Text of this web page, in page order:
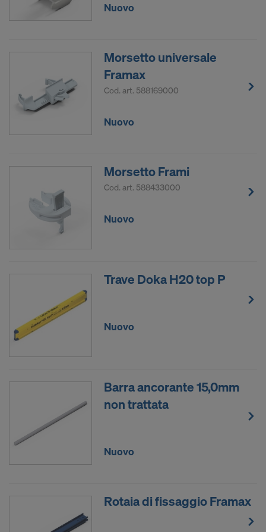
Nuovo
Morsetto universale
Framax
Cod. art. 588169000
Nuovo
Morsetto Frami
Cod. art. 588433000
Nuovo
Trave Doka H20 top P
Nuovo
Barra ancorante 15,0mm
non trattata
Nuovo
Rotaia di fissaggio Framax